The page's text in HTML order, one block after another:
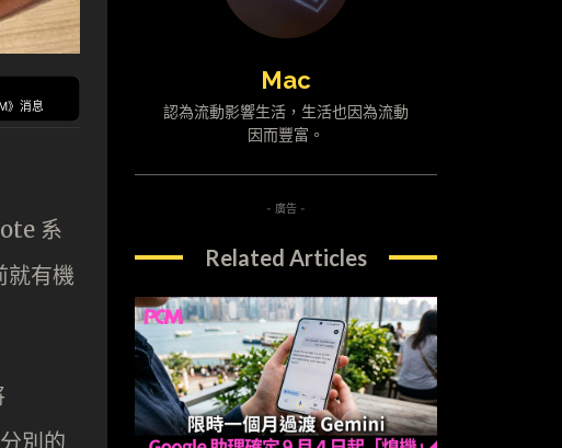
》消息
系
就有機
別的
Mac
認為流動影響生活，生活也因為流動
因而豐富。
- 廣告 -
Related Articles